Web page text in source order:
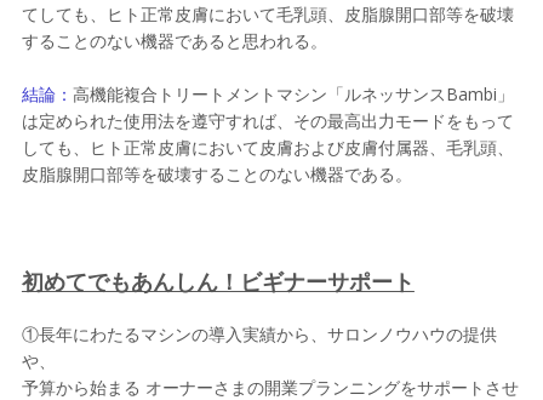
てしても、ヒト正常皮膚において毛乳頭、皮脂腺開口部等を破壊
することのない機器であると思われる。
結論： 高機能複合トリートメントマシン「ルネッサンスBambi」
は定められた使用法を遵守すれば、その最高出力モードをもって
しても、ヒト正常皮膚において皮膚および皮膚付属器、毛乳頭、
皮脂腺開口部等を破壊することのない機器である。
初めてでもあんしん！ビギナーサポート
①長年にわたるマシンの導入実績から、サロンノウハウの提供
や、
予算から始まる オーナーさまの開業プランニングをサポートさせ